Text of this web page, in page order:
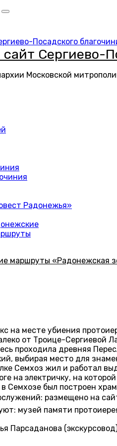
Сергиево-
Московской
Радонежья»
маршруты «Радонежская
на месте убиения
от Троице-Сергиевой
проходила древняя
выбирая место для
Семхоз жил и работал
на электричку, на
в Семхозе был построен
размещено на
музей памяти
Парсаданова